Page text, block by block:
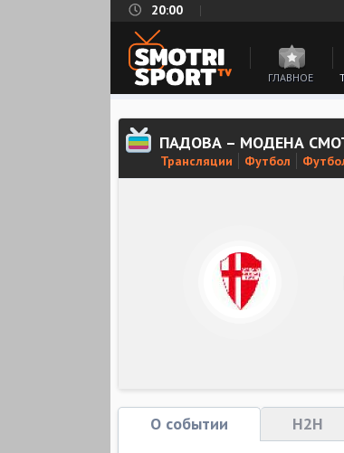
20:00
ГЛАВНОЕ
ПАДОВА – МОДЕНА
Трансляции Футбол
О событии H2H